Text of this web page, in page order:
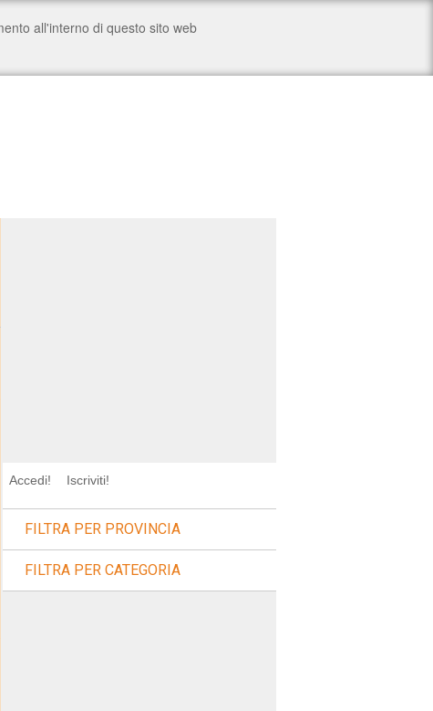
Accedi! Iscriviti!
FILTRA PER PROVINCIA
FILTRA PER CATEGORIA